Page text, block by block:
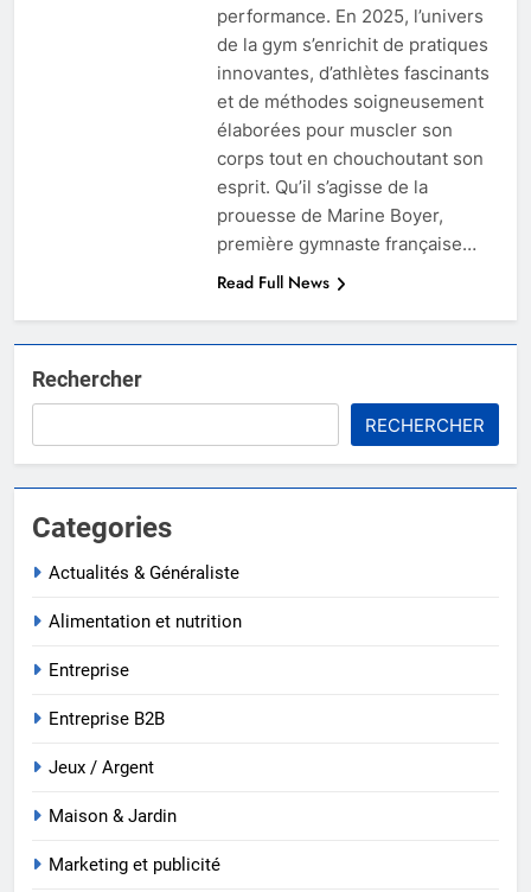
performance. En 2025, l’univers
de la gym s’enrichit de pratiques
innovantes, d’athlètes fascinants
et de méthodes soigneusement
élaborées pour muscler son
corps tout en chouchoutant son
esprit. Qu’il s’agisse de la
prouesse de Marine Boyer,
première gymnaste française…
Read Full News
Rechercher
RECHERCHER
Categories
Actualités & Généraliste
Alimentation et nutrition
Entreprise
Entreprise B2B
Jeux / Argent
Maison & Jardin
Marketing et publicité